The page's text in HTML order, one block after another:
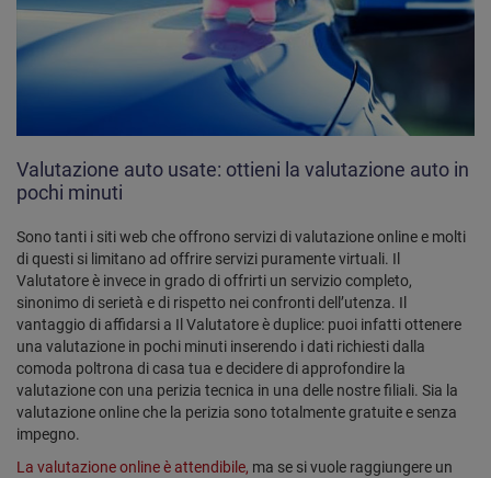
Valutazione auto usate: ottieni la valutazione auto in
pochi minuti
Sono tanti i siti web che offrono servizi di valutazione online e molti
di questi si limitano ad offrire servizi puramente virtuali. Il
Valutatore è invece in grado di offrirti un servizio completo,
sinonimo di serietà e di rispetto nei confronti dell’utenza. Il
vantaggio di affidarsi a Il Valutatore è duplice: puoi infatti ottenere
una valutazione in pochi minuti inserendo i dati richiesti dalla
comoda poltrona di casa tua e decidere di approfondire la
valutazione con una perizia tecnica in una delle nostre filiali. Sia la
valutazione online che la perizia sono totalmente gratuite e senza
impegno.
La valutazione online è attendibile, ma se si vuole raggiungere un